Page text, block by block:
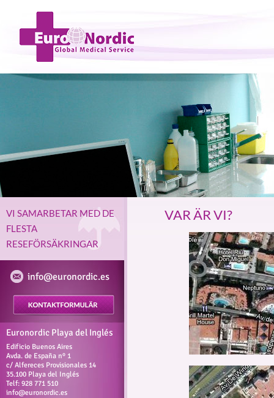
VI SAMARBETAR MED DE
FLESTA
RESEFÖRSÄKRINGAR
info@euronordic.es
Euronordic Playa del Inglés
Edificio Buenos Aires
Avda. de España nº 1
c/ Alfereces Provisionales 14
35.100 Playa del Inglés
Telf: 928 771 510
info@euronordic.es
VAR ÄR VI?